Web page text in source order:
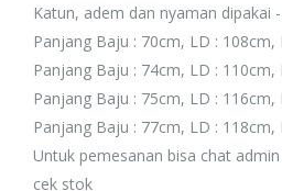
Katun, adem dan nyaman dipakai
Panjang Baju : 70cm, LD : 108cm,
Panjang Baju : 74cm, LD : 110cm,
Panjang Baju : 75cm, LD : 116cm,
Panjang Baju : 77cm, LD : 118cm,
Untuk pemesanan bisa chat
cek stok